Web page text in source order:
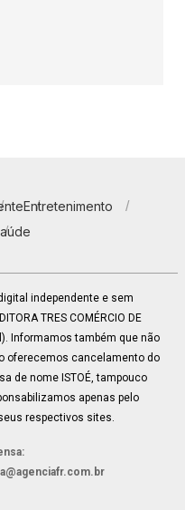
Entretenimento
digital independente e sem
TRES COMÉRCIO DE
Informamos também que não
oferecemos cancelamento do
de nome ISTOÉ, tampouco
apenas pelo
respectivos sites.